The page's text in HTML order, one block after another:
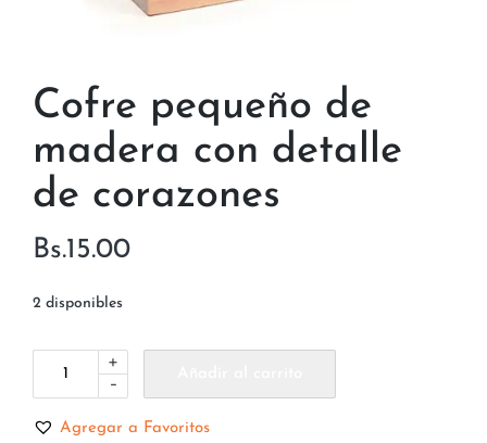
Cofre pequeño de
madera con detalle
de corazones
Bs.15.00
2 disponibles
-
+
Agregar a Favoritos